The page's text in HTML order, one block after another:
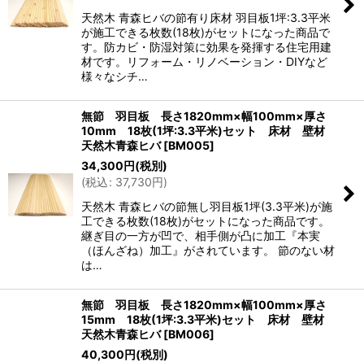
天然木 青森ヒバの節有り床材 羽目板1坪:3.3平米
が施工できる枚数(18枚)がセットになった商品で
す。防カビ・防湿対策に効果を発揮する住宅用建
材です。リフォーム・リノベーション・DIYなど
様々なシチ…
無節 羽目板 長さ1820mm×幅100mm×厚さ
10mm 18枚(1坪:3.3平米)セット 床材 壁材
天然木青森ヒバ [BM005]
34,300円(税別)
(税込: 37,730円)
天然木 青森ヒバの節無し羽目板1坪(3.3平米)が施
工できる枚数(18枚)がセットになった商品です。
継ぎ目の一方が凹で、相手側が凸に加工『本実
（ほんざね）加工』がされています。 節のない材
は…
無節 羽目板 長さ1820mm×幅100mm×厚さ
15mm 18枚(1坪:3.3平米)セット 床材 壁材
天然木青森ヒバ [BM006]
40,300円(税別)